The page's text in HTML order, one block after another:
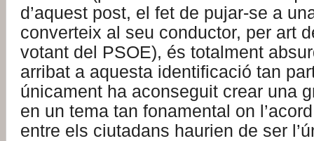
d’aquest post, el fet de pujar-se a
converteix al seu conductor, per art
votant del PSOE), és totalment
arribat a aquesta identificació tan
únicament ha aconseguit crear una
en un tema tan fonamental on
entre els ciutadans haurien de ser